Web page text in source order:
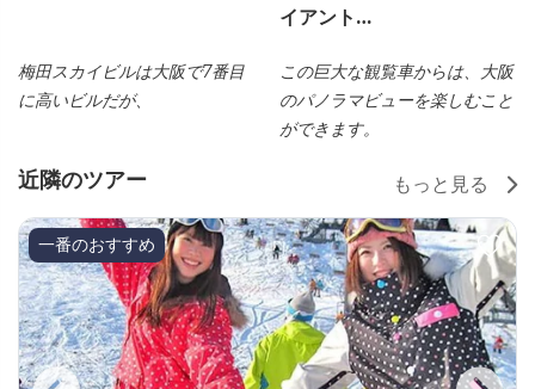
梅田スカイビルは大阪で7番目
に高いビルだが、
イアント…
この巨大な観覧車からは、大阪
のパノラマビューを楽しむこと
ができます。
近隣のツアー もっと見る
一番のおすすめ